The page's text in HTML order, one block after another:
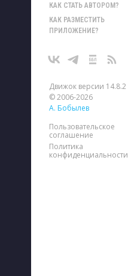
КАК СТАТЬ АВТОРОМ?
КАК РАЗМЕСТИТЬ
ПРИЛОЖЕНИЕ?
Движок версии 14.8.2
© 2006-2026
А. Бобылев
Пользовательское
соглашение
Политика
конфиденциальности